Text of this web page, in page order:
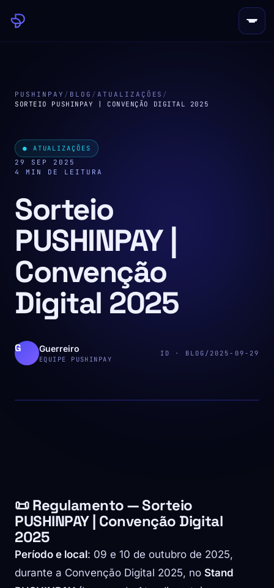
PUSHINPAY / BLOG / ATUALIZAÇÕES /
SORTEIO PUSHINPAY | CONVENÇÃO DIGITAL 2025
● ATUALIZAÇÕES
29 SEP 2025
4 MIN DE LEITURA
Sorteio
PUSHINPAY |
Convenção
Digital 2025
Guerreiro
EQUIPE PUSHINPAY
ID · BLOG/2025-09-29
📜 Regulamento — Sorteio
PUSHINPAY | Convenção Digital
2025
Período e local: 09 e 10 de outubro de 2025,
durante a Convenção Digital 2025, no Stand